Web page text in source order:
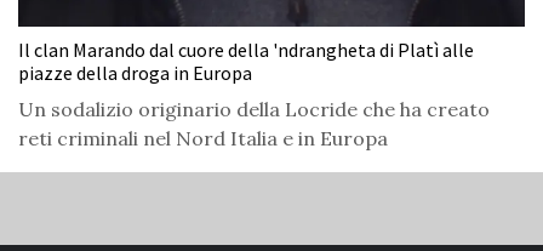
Il clan Marando dal cuore della 'ndrangheta di Platì alle
piazze della droga in Europa
Un sodalizio originario della Locride che ha creato
reti criminali nel Nord Italia e in Europa